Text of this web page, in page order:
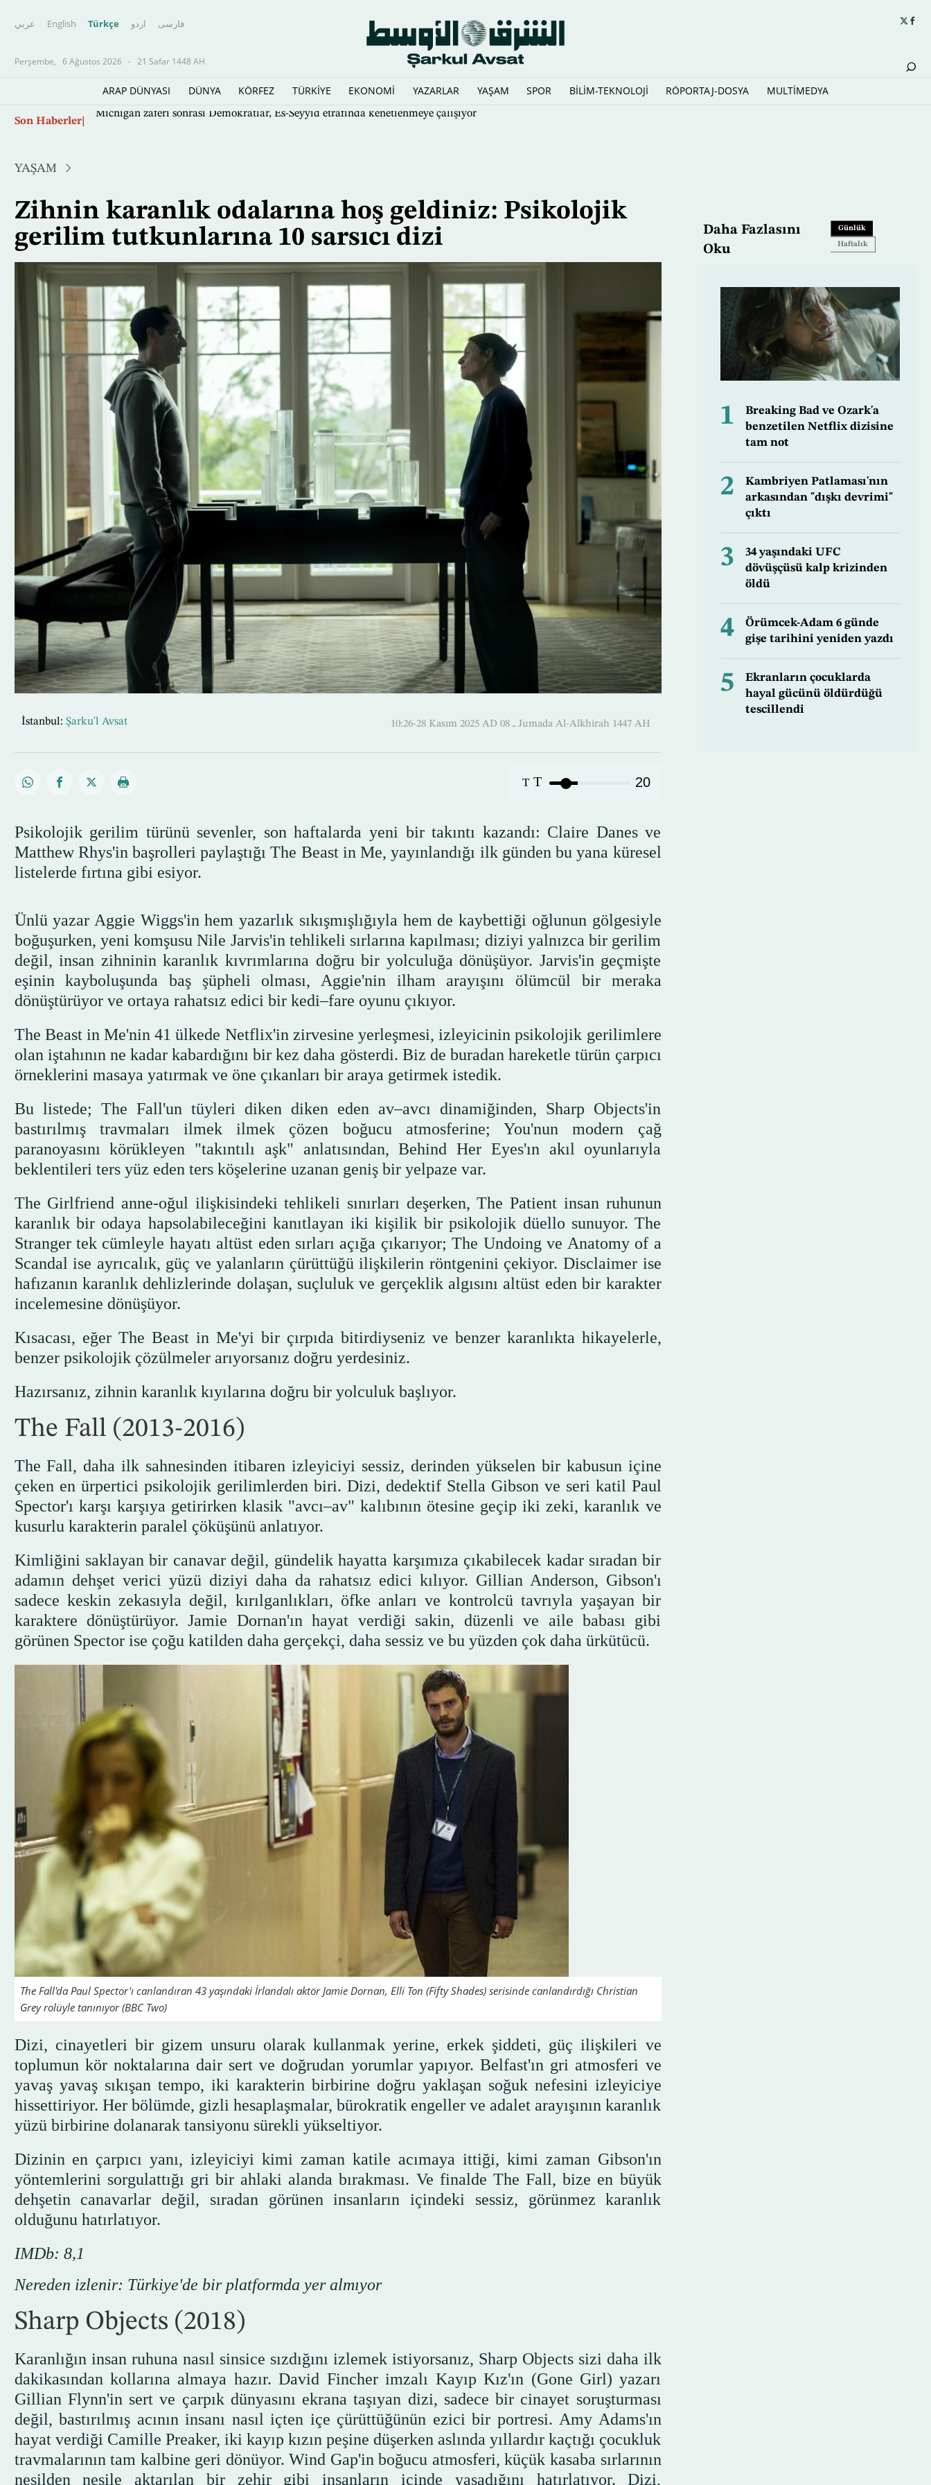
عربي English Türkçe اردو فارسى
Perşembe, 6 Ağustos 2026 - 21 Safar 1448 AH
ARAP DÜNYASI DÜNYA KÖRFEZ TÜRKİYE EKONOMİ YAZARLAR YAŞAM SPOR BİLİM-TEKNOLOJİ RÖPORTAJ-DOSYA MULTİMEDYA
Ana
Son Haberler Michigan zaferi sonrası Demokratlar, Es-Seyyid etrafında kenetlenmeye çalışıyor
YAŞAM
Zihnin karanlık odalarına hoş geldiniz: Psikolojik
gerilim tutkunlarına 10 sarsıcı dizi
İstanbul: Şarku'l Avsat 10:26-28 Kasım 2025 AD ـ 08 Jumada Al-Alkhirah 1447 AH
T T 20
Psikolojik gerilim türünü sevenler, son haftalarda yeni bir takıntı kazandı: Claire Danes ve
Matthew Rhys'in başrolleri paylaştığı The Beast in Me, yayınlandığı ilk günden bu yana küresel
listelerde fırtına gibi esiyor.
Ünlü yazar Aggie Wiggs'in hem yazarlık sıkışmışlığıyla hem de kaybettiği oğlunun gölgesiyle
boğuşurken, yeni komşusu Nile Jarvis'in tehlikeli sırlarına kapılması; diziyi yalnızca bir gerilim
değil, insan zihninin karanlık kıvrımlarına doğru bir yolculuğa dönüşüyor. Jarvis'in geçmişte
eşinin kayboluşunda baş şüpheli olması, Aggie'nin ilham arayışını ölümcül bir meraka
dönüştürüyor ve ortaya rahatsız edici bir kedi–fare oyunu çıkıyor.
The Beast in Me'nin 41 ülkede Netflix'in zirvesine yerleşmesi, izleyicinin psikolojik gerilimlere
olan iştahının ne kadar kabardığını bir kez daha gösterdi. Biz de buradan hareketle türün çarpıcı
örneklerini masaya yatırmak ve öne çıkanları bir araya getirmek istedik.
Bu listede; The Fall'un tüyleri diken diken eden av–avcı dinamiğinden, Sharp Objects'in
bastırılmış travmaları ilmek ilmek çözen boğucu atmosferine; You'nun modern çağ
paranoyasını körükleyen "takıntılı aşk" anlatısından, Behind Her Eyes'ın akıl oyunlarıyla
beklentileri ters yüz eden ters köşelerine uzanan geniş bir yelpaze var.
The Girlfriend anne-oğul ilişkisindeki tehlikeli sınırları deşerken, The Patient insan ruhunun
karanlık bir odaya hapsolabileceğini kanıtlayan iki kişilik bir psikolojik düello sunuyor. The
Stranger tek cümleyle hayatı altüst eden sırları açığa çıkarıyor; The Undoing ve Anatomy of a
Scandal ise ayrıcalık, güç ve yalanların çürüttüğü ilişkilerin röntgenini çekiyor. Disclaimer ise
hafızanın karanlık dehlizlerinde dolaşan, suçluluk ve gerçeklik algısını altüst eden bir karakter
incelemesine dönüşüyor.
Kısacası, eğer The Beast in Me'yi bir çırpıda bitirdiyseniz ve benzer karanlıkta hikayelerle,
benzer psikolojik çözülmeler arıyorsanız doğru yerdesiniz.
Hazırsanız, zihnin karanlık kıyılarına doğru bir yolculuk başlıyor.
The Fall (2013-2016)
The Fall, daha ilk sahnesinden itibaren izleyiciyi sessiz, derinden yükselen bir kabusun içine
çeken en ürpertici psikolojik gerilimlerden biri. Dizi, dedektif Stella Gibson ve seri katil Paul
Spector'ı karşı karşıya getirirken klasik "avcı–av" kalıbının ötesine geçip iki zeki, karanlık ve
kusurlu karakterin paralel çöküşünü anlatıyor.
Kimliğini saklayan bir canavar değil, gündelik hayatta karşımıza çıkabilecek kadar sıradan bir
adamın dehşet verici yüzü diziyi daha da rahatsız edici kılıyor. Gillian Anderson, Gibson'ı
sadece keskin zekasıyla değil, kırılganlıkları, öfke anları ve kontrolcü tavrıyla yaşayan bir
karaktere dönüştürüyor. Jamie Dornan'ın hayat verdiği sakin, düzenli ve aile babası gibi
görünen Spector ise çoğu katilden daha gerçekçi, daha sessiz ve bu yüzden çok daha ürkütücü.
The Fall'da Paul Spector'ı canlandıran 43 yaşındaki İrlandalı aktör Jamie Dornan, Elli Ton (Fifty Shades) serisinde canlandırdığı Christian
Grey rolüyle tanınıyor (BBC Two)
Dizi, cinayetleri bir gizem unsuru olarak kullanmak yerine, erkek şiddeti, güç ilişkileri ve
toplumun kör noktalarına dair sert ve doğrudan yorumlar yapıyor. Belfast'ın gri atmosferi ve
yavaş yavaş sıkışan tempo, iki karakterin birbirine doğru yaklaşan soğuk nefesini izleyiciye
hissettiriyor. Her bölümde, gizli hesaplaşmalar, bürokratik engeller ve adalet arayışının karanlık
yüzü birbirine dolanarak tansiyonu sürekli yükseltiyor.
Dizinin en çarpıcı yanı, izleyiciyi kimi zaman katile acımaya ittiği, kimi zaman Gibson'ın
yöntemlerini sorgulattığı gri bir ahlaki alanda bırakması. Ve finalde The Fall, bize en büyük
dehşetin canavarlar değil, sıradan görünen insanların içindeki sessiz, görünmez karanlık
olduğunu hatırlatıyor.
IMDb: 8,1
Nereden izlenir: Türkiye'de bir platformda yer almıyor
Sharp Objects (2018)
Karanlığın insan ruhuna nasıl sinsice sızdığını izlemek istiyorsanız, Sharp Objects sizi daha ilk
dakikasından kollarına almaya hazır. David Fincher imzalı Kayıp Kız'ın (Gone Girl) yazarı
Gillian Flynn'in sert ve çarpık dünyasını ekrana taşıyan dizi, sadece bir cinayet soruşturması
değil, bastırılmış acının insanı nasıl içten içe çürüttüğünün ezici bir portresi. Amy Adams'ın
hayat verdiği Camille Preaker, iki kayıp kızın peşine düşerken aslında yıllardır kaçtığı çocukluk
travmalarının tam kalbine geri dönüyor. Wind Gap'in boğucu atmosferi, küçük kasaba sırlarının
nesilden nesile aktarılan bir zehir gibi insanların içinde yaşadığını hatırlatıyor. Dizi,
Daha Fazlasını
Oku
Günlük
Haftalık
1
Breaking Bad ve Ozark'a
benzetilen Netflix dizisine
tam not
2
Kambriyen Patlaması'nın
arkasından "dışkı devrimi"
çıktı
3
34 yaşındaki UFC
dövüşçüsü kalp krizinden
öldü
4
Örümcek-Adam 6 günde
gişe tarihini yeniden yazdı
5
Ekranların çocuklarda
hayal gücünü öldürdüğü
tescillendi